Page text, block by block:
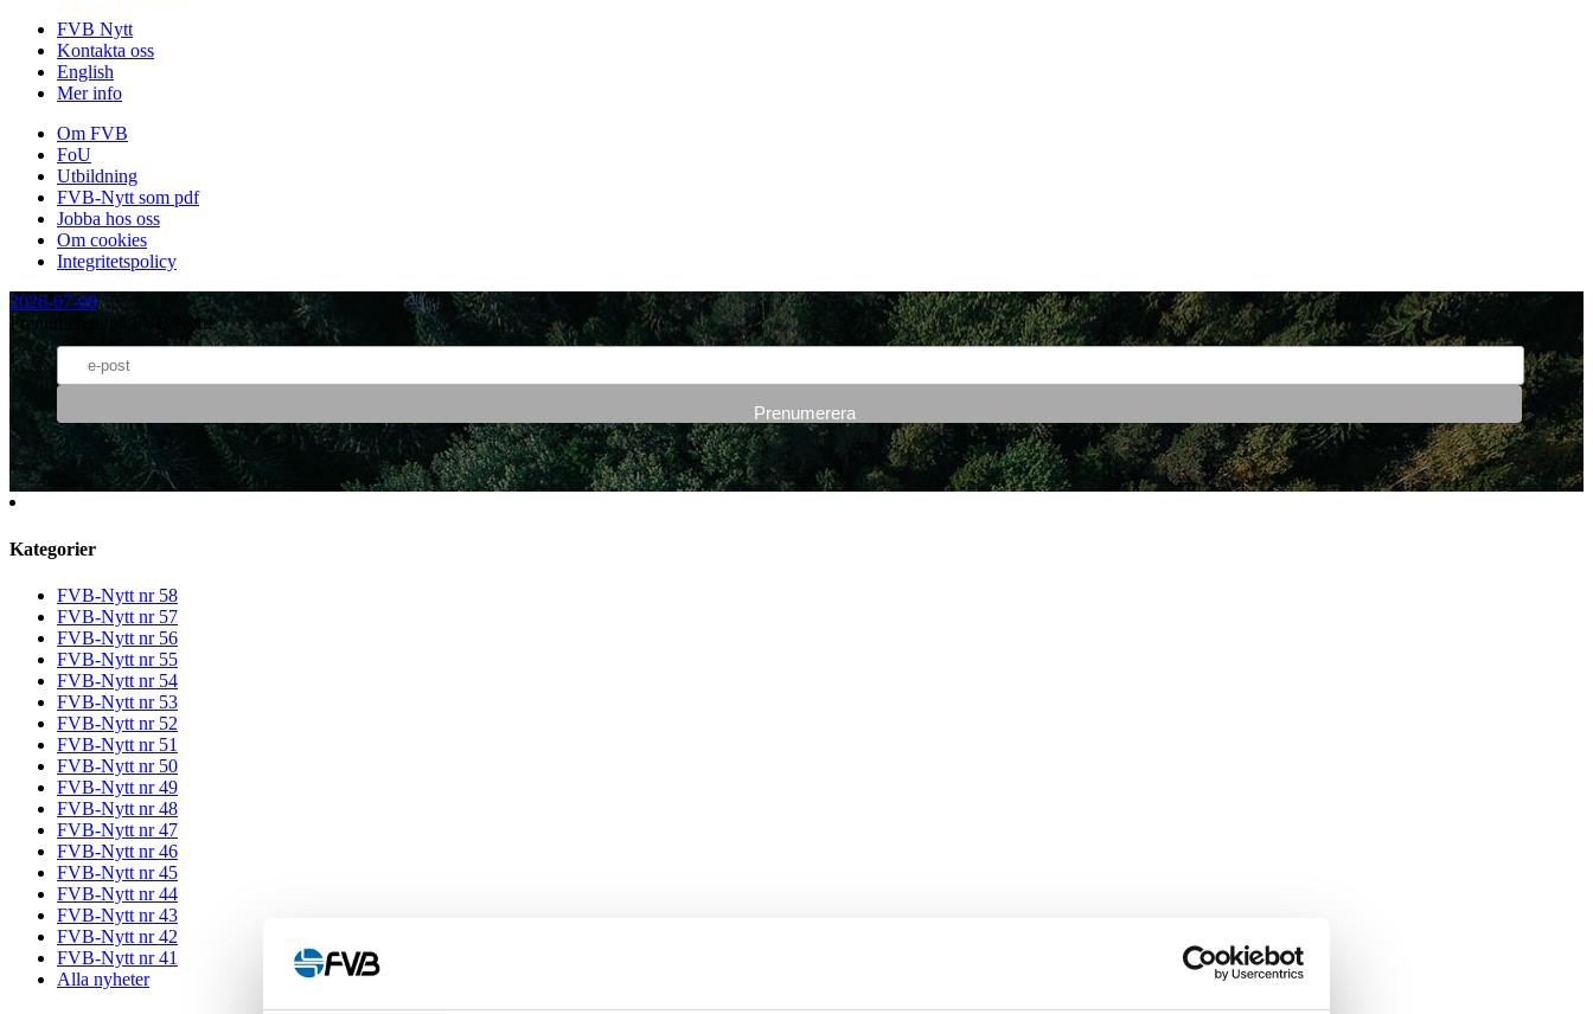
FVB Nytt
Kontakta oss
English
Mer info
Om FVB
FoU
Utbildning
FVB-Nytt som pdf
Jobba hos oss
Om cookies
Integritetspolicy
2026-07-08
Prenumerera på FVB Nytt!
Kategorier
FVB-Nytt nr 58
FVB-Nytt nr 57
FVB-Nytt nr 56
FVB-Nytt nr 55
FVB-Nytt nr 54
FVB-Nytt nr 53
FVB-Nytt nr 52
FVB-Nytt nr 51
FVB-Nytt nr 50
FVB-Nytt nr 49
FVB-Nytt nr 48
FVB-Nytt nr 47
FVB-Nytt nr 46
FVB-Nytt nr 45
FVB-Nytt nr 44
FVB-Nytt nr 43
FVB-Nytt nr 42
FVB-Nytt nr 41
Alla nyheter